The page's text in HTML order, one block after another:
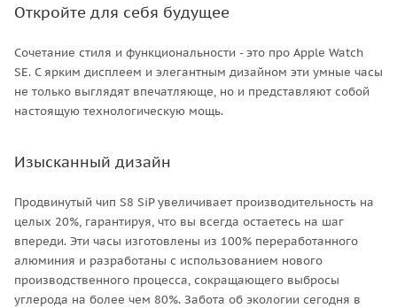
Откройте для себя будущее
Сочетание стиля и функциональности - это про Apple Watch
SE. С ярким дисплеем и элегантным дизайном эти умные часы
не только выглядят впечатляюще, но и представляют собой
настоящую технологическую мощь.
Изысканный дизайн
Продвинутый чип S8 SiP увеличивает производительность на
целых 20%, гарантируя, что вы всегда остаетесь на шаг
впереди. Эти часы изготовлены из 100% переработанного
алюминия и разработаны с использованием нового
производственного процесса, сокращающего выбросы
углерода на более чем 80%. Забота об экологии сегодня в